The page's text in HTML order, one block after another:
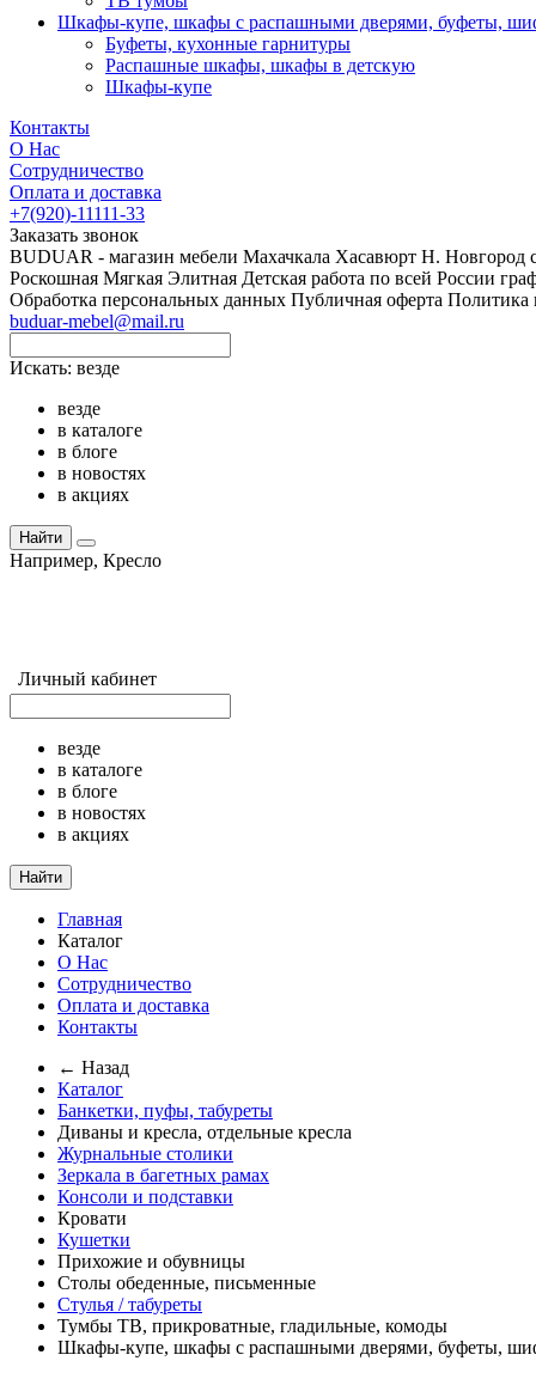
Шкафы-купе, шкафы с распашными дверями, буфеты,
Буфеты, кухонные гарнитуры
Распашные шкафы, шкафы в детскую
Шкафы-купе
Контакты
О Нас
Сотрудничество
Оплата и доставка
+7(920)-11111-33
Заказать звонок
BUDUAR - магазин мебели Махачкала Хасавюрт Н. Новгород
Роскошная Мягкая Элитная Детская работа по всей России
Обработка персональных данных Публичная оферта Политика
buduar-mebel@mail.ru
Искать: везде
везде
в каталоге
в блоге
в новостях
в акциях
Найти
Например, Кресло
Личный кабинет
везде
в каталоге
в блоге
в новостях
в акциях
Найти
Главная
Каталог
О Нас
Сотрудничество
Оплата и доставка
Контакты
← Назад
Каталог
Банкетки, пуфы, табуреты
Диваны и кресла, отдельные кресла
Журнальные столики
Зеркала в багетных рамах
Консоли и подставки
Кровати
Кушетки
Прихожие и обувницы
Столы обеденные, письменные
Стулья / табуреты
Тумбы ТВ, прикроватные, гладильные, комоды
Шкафы-купе, шкафы с распашными дверями, буфеты,